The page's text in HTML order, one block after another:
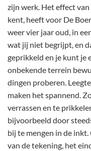
zijn werk. Het effect
kent, heeft voor De
weer vier jaar oud, in
wat jij niet begrijpt, en
geprikkeld en je kunt je
onbekende terrein
dingen proberen.
maken het spannend.
verrassen en te
bijvoorbeeld door
bij te mengen in de
van de tekening, het